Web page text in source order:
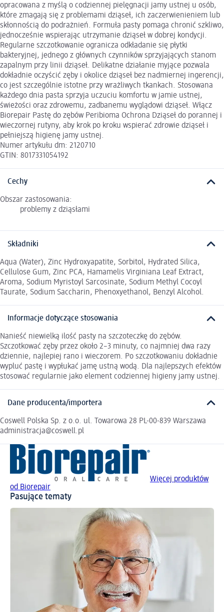
opracowana z myślą o codziennej pielęgnacji jamy ustnej u osób,
które zmagają się z problemami dziąseł, ich zaczerwienieniem lub
skłonnością do podrażnień. Formuła pasty pomaga chronić szkliwo,
jednocześnie wspierając utrzymanie dziąseł w dobrej kondycji.
Regularne szczotkowanie ogranicza odkładanie się płytki
bakteryjnej, jednego z głównych czynników sprzyjających stanom
zapalnym przy linii dziąseł. Delikatne działanie myjące pozwala
dokładnie oczyścić zęby i okolice dziąseł bez nadmiernej ingerencji,
co jest szczególnie istotne przy wrażliwych tkankach. Stosowana
każdego dnia pasta sprzyja uczuciu komfortu w jamie ustnej,
świeżości oraz zdrowemu, zadbanemu wyglądowi dziąseł. Włącz
Biorepair Pastę do zębów Peribioma Ochrona Dziąseł do porannej i
wieczornej rutyny, aby krok po kroku wspierać zdrowie dziąseł i
pełniejszą higienę jamy ustnej.
Numer artykułu dm: 2120710
GTIN: 8017331054192
Cechy
Obszar zastosowania:
problemy z dziąsłami
Składniki
Aqua (Water), Zinc Hydroxyapatite, Sorbitol, Hydrated Silica,
Cellulose Gum, Zinc PCA, Hamamelis Virginiana Leaf Extract,
Aroma, Sodium Myristoyl Sarcosinate, Sodium Methyl Cocoyl
Taurate, Sodium Saccharin, Phenoxyethanol, Benzyl Alcohol.
Informacje dotyczące stosowania
Nanieść niewielką ilość pasty na szczoteczkę do zębów.
Szczotkować zęby przez około 2–3 minuty, co najmniej dwa razy
dziennie, najlepiej rano i wieczorem. Po szczotkowaniu dokładnie
wypluć pastę i wypłukać jamę ustną wodą. Dla najlepszych efektów
stosować regularnie jako element codziennej higieny jamy ustnej.
Dane producenta/importera
Coswell Polska Sp. z o.o. ul. Towarowa 28 PL-00-839 Warszawa
administracja@coswell.pl
Więcej produktów
od Biorepair
Pasujące tematy